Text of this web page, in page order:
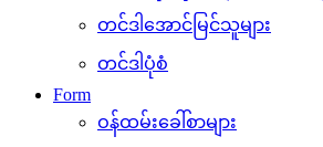
တင်ဒါအောင်မြင်သူများ
တင်ဒါပုံစံ
Form
ဝန်ထမ်းခေါ်စာများ